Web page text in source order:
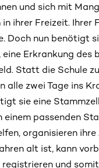
und sich mit
ihrer Freizeit. Ihrer
Doch nun benötigt
eine Erkrankung
Statt die Schule
alle zwei Tage ins
sie eine
einem passenden
organisieren
alt ist, kann
und